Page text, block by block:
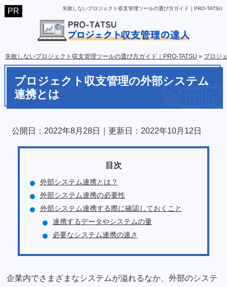
失敗しないプロジェクト収支管理ツールの選び方ガイド｜PRO-TATSU
失敗しないプロジェクト収支管理ツールの選び方ガイド｜PRO-TATSU » プロジ
プロジェクト収支管理の外部システム
連携とは
公開日： 2022年8月28日 ｜更新日： 2022年10月12日
外部システム連携とは？
外部システム連携の必要性
外部システム連携する際に確認しておくこと
連携するデータやシステムの量
必要なシステム連携の速さ
企業内でさまざまなシステムが溢れるなか、外部のシステ